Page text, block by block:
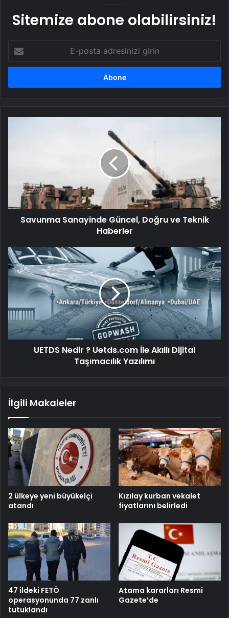
Sitemize abone olabilirsiniz!
posta
adresinizi
Haberler
Savunma Sanayinde Güncel, Doğru ve Teknik
Haberler
UETDS
Nedir
Uetds.com
İle
Akıllı
Taşımacılık
Yazılımı
UETDS Nedir ? Uetds.com İle Akıllı Dijital
Taşımacılık Yazılımı
İlgili Makaleler
2 ülkeye yeni büyükelçi
atandı
Kızılay kurban vekalet
fiyatlarını belirledi
47 ildeki FETÖ
operasyonunda 77 zanlı
tutuklandı
Atama kararları Resmi
Gazete’de